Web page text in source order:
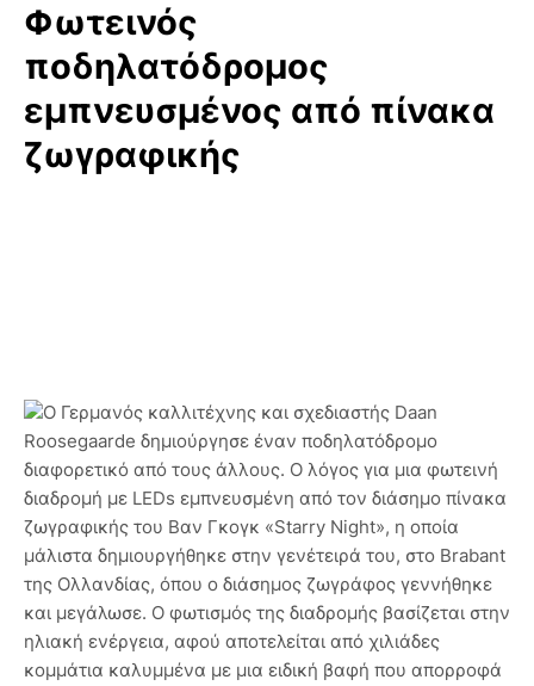
Φωτεινός
ποδηλατόδρομος
εμπνευσμένος από πίνακα
ζωγραφικής
Ο Γερμανός καλλιτέχνης και σχεδιαστής Daan
Roosegaarde δημιούργησε έναν ποδηλατόδρομο
διαφορετικό από τους άλλους. Ο λόγος για μια φωτεινή
διαδρομή με LEDs εμπνευσμένη από τον διάσημο πίνακα
ζωγραφικής του Βαν Γκογκ «Starry Night», η οποία
μάλιστα δημιουργήθηκε στην γενέτειρά του, στο Brabant
της Ολλανδίας, όπου ο διάσημος ζωγράφος γεννήθηκε
και μεγάλωσε. Ο φωτισμός της διαδρομής βασίζεται στην
ηλιακή ενέργεια, αφού αποτελείται από χιλιάδες
κομμάτια καλυμμένα με μια ειδική βαφή που απορροφά